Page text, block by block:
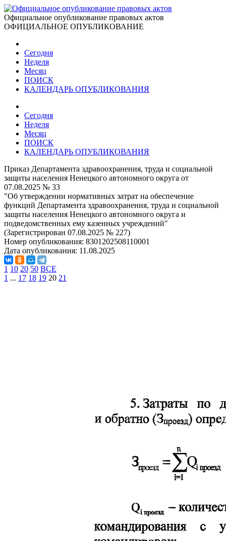
Официальное опубликование правовых актов
ОФИЦИАЛЬНОЕ ОПУБЛИКОВАНИЕ
Сегодня
Неделя
Месяц
ПОИСК
КАЛЕНДАРЬ ОПУБЛИКОВАНИЯ
Сегодня
Неделя
Месяц
ПОИСК
КАЛЕНДАРЬ ОПУБЛИКОВАНИЯ
Приказ Департамента здравоохранения, труда и социальной
защиты населения Ненецкого автономного округа от
07.08.2025 № 33
"Об утверждении нормативных затрат на обеспечение
функций Департамента здравоохранения, труда и социальной
защиты населения Ненецкого автономного округа и
подведомственных ему казенных учреждений"
(Зарегистрирован 07.08.2025 № 227)
Номер опубликования: 8301202508110001
Дата опубликования: 11.08.2025
1 10 20 50 ВСЕ
1 ... 17 18 19 20 21